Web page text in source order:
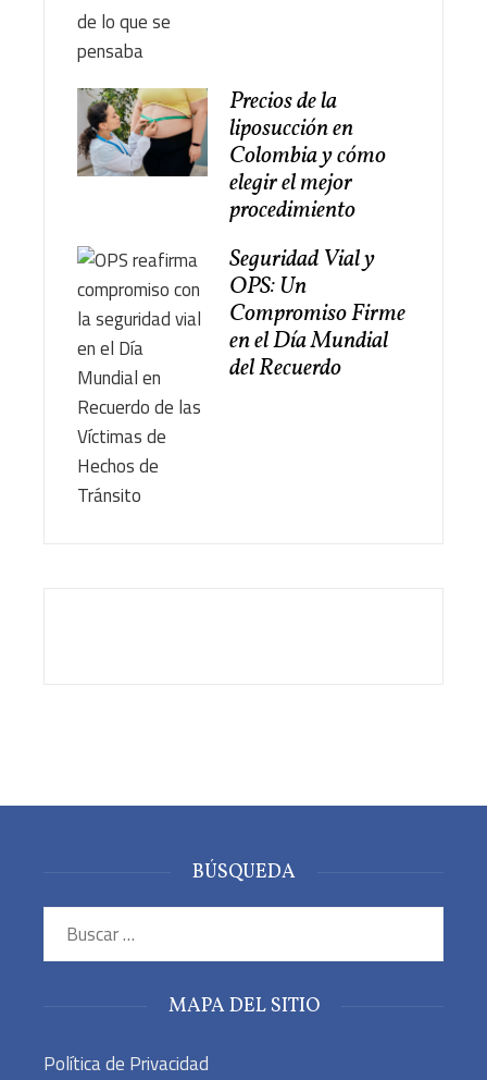
Precios de la
liposucción en
Colombia y cómo
elegir el mejor
procedimiento
Seguridad Vial y
OPS: Un
Compromiso Firme
en el Día Mundial
del Recuerdo
BÚSQUEDA
Buscar:
MAPA DEL SITIO
Política de Privacidad